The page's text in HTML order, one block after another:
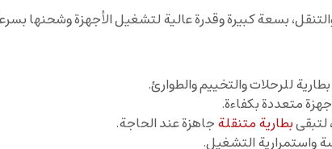
بطارية متنقلةجاهزة عند الحاجة.